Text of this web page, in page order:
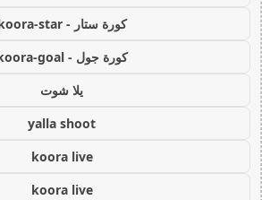
كورة ستار - koora-star
كورة جول - koora-goal
يلا شوت
yalla shoot
koora live
koora live